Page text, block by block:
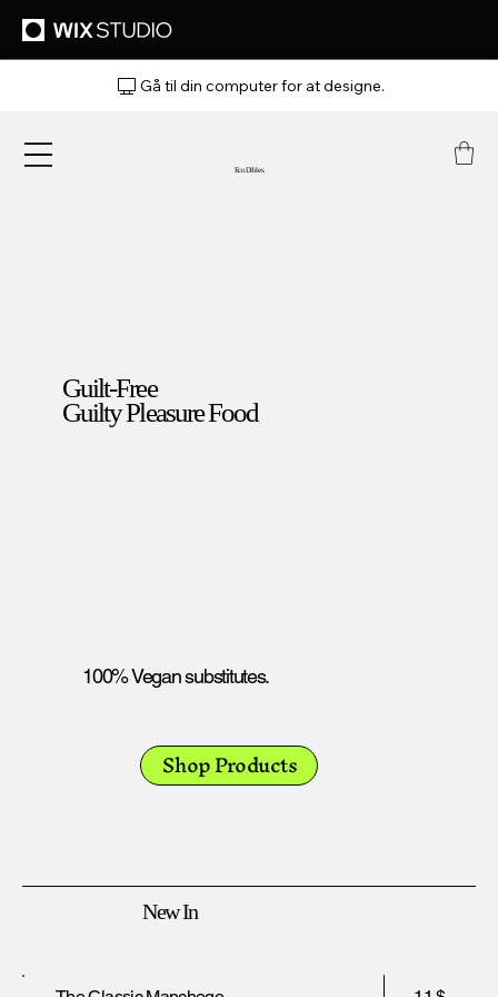
Gå til din computer for at designe.